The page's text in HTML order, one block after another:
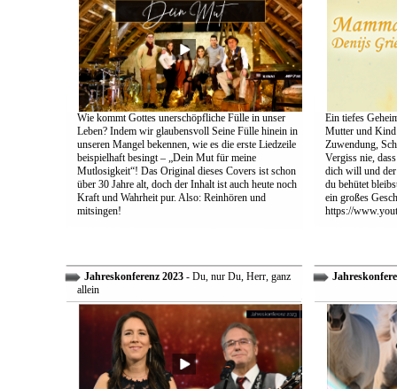
Wie kommt Gottes unerschöpfliche Fülle in unser
Leben? Indem wir glaubensvoll Seine Fülle hinein in
unseren Mangel bekennen, wie es die erste Liedzeile
beispielhaft besingt – „Dein Mut für meine
Mutlosigkeit“! Das Original dieses Covers ist schon
über 30 Jahre alt, doch der Inhalt ist auch heute noch
Kraft und Wahrheit pur. Also: Reinhören und
mitsingen!
Ein tiefes
Mutter und
Zuwendung,
Vergiss nie,
dich will und der
du behütet
ein großes
https://
Jahreskonferenz 2023- Du, nur Du, Herr, ganz
allein